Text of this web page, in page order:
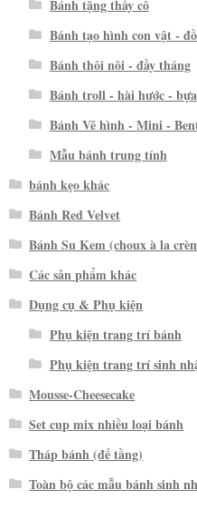
Bánh tặng thầy cô
Bánh tạo hình con vật -
Bánh thôi nôi - đầy tháng
Bánh troll - hài hước - bựa
Bánh Vẽ hình - Mini -
Mẫu bánh trung tính
bánh kẹo khác
Bánh Red Velvet
Bánh Su Kem (choux à la
Các sản phẩm khác
Dụng cụ & Phụ kiện
Phụ kiện trang trí bánh
Phụ kiện trang trí sinh
Mousse-Cheesecake
Set cup mix nhiều loại bánh
Tháp bánh (đế tầng)
Toàn bộ các mẫu bánh sinh